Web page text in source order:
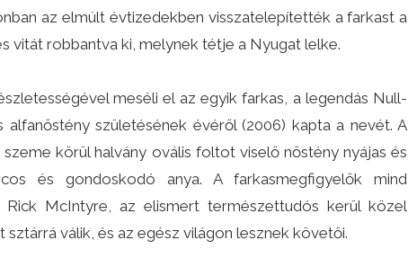
az elmúlt évtizedekben visszatelepítették a farkast a
vitát robbantva ki, melynek tétje a Nyugat lelke.
meséli el az egyik farkas, a legendás Null-
születésének évéről (2006) kapta a nevét. A
körül halvány ovális foltot viselő nőstény nyájas és
és gondoskodó anya. A farkasmegfigyelők mind
McIntyre, az elismert természettudós kerül közel
sztárrá válik, és az egész világon lesznek követői.